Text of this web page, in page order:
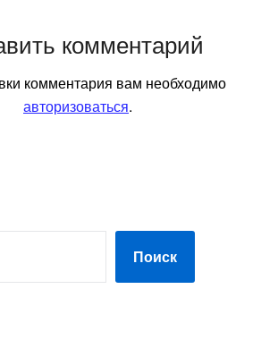
комментарий
комментария вам необходимо
авторизоваться.
Поиск